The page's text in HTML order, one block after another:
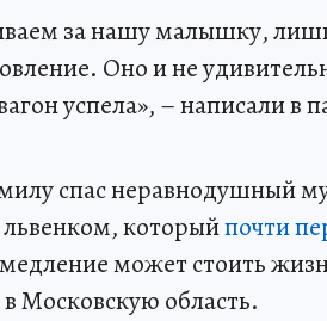
за нашу малышку,
Оно и не
успела», – написали в
спас неравнодушный
которыйпочти
может стоить
Московскую область.